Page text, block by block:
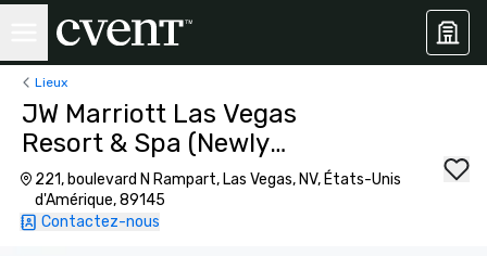
Lieux
JW Marriott Las Vegas
Resort & Spa (Newly
Renovated)
221, boulevard N Rampart, Las Vegas, NV, États-Unis
d'Amérique, 89145
Contactez-nous